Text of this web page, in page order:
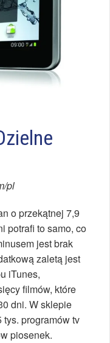
pl
o przekątnej 7,9
potrafi to samo, co
jest brak
zaletą jest
iTunes,
filmów, które
dni. W sklepie
programów tv
piosenek.